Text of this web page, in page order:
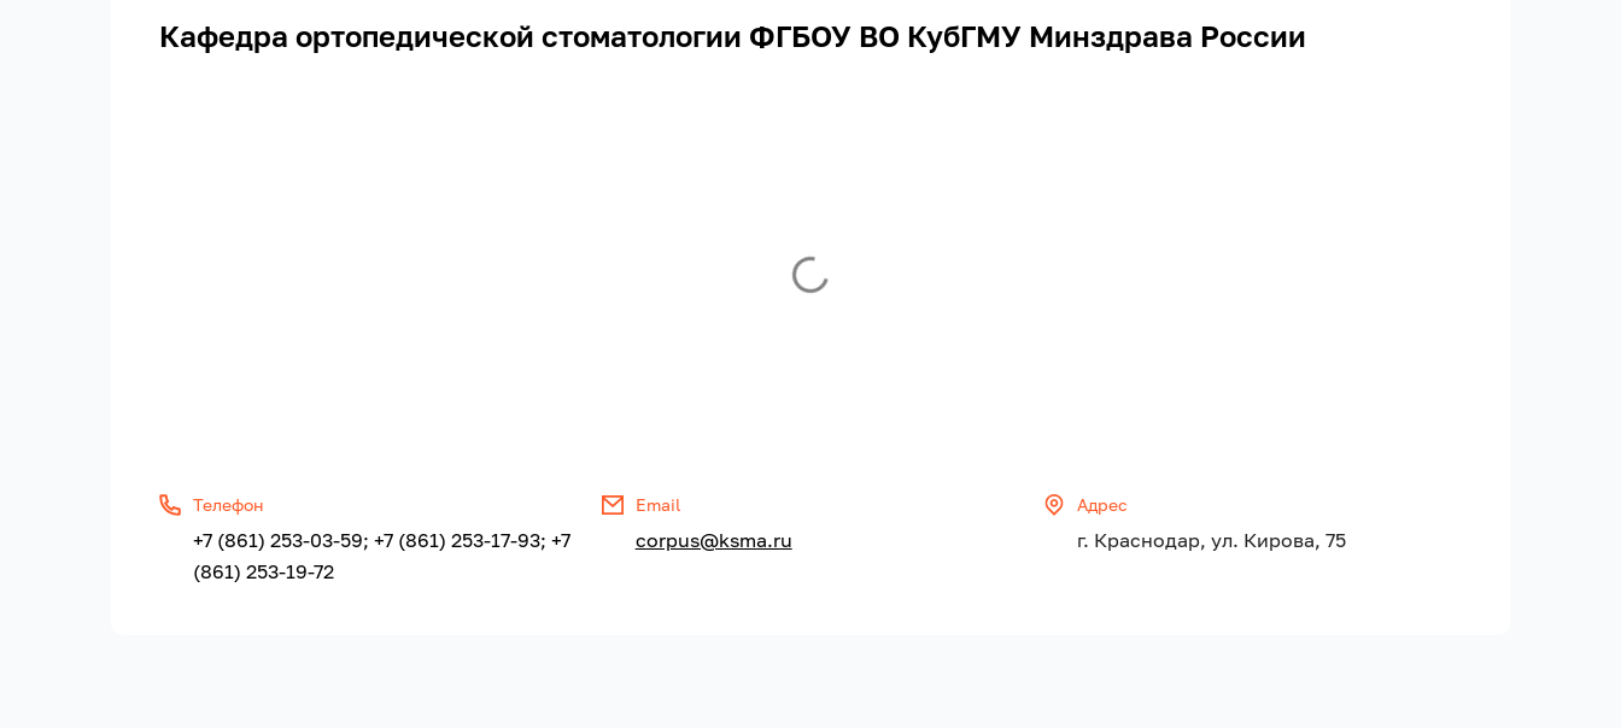
Кафедра ортопедической стоматологии ФГБОУ ВО КубГМУ Минздрава России
Телефон
+7 (861) 253-03-59; +7 (861) 253-17-93; +7
(861) 253-19-72
Email
corpus@ksma.ru
Адрес
г. Краснодар, ул. Кирова, 75